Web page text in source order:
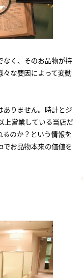
なく、そのお品物が持
々な要因によって変動
ありません。時計とジ
上営業している当店だ
のか？という情報を
でお品物本来の価値を